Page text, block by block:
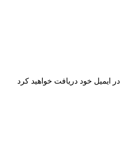
ایمیل خود دریافت خواهید کرد